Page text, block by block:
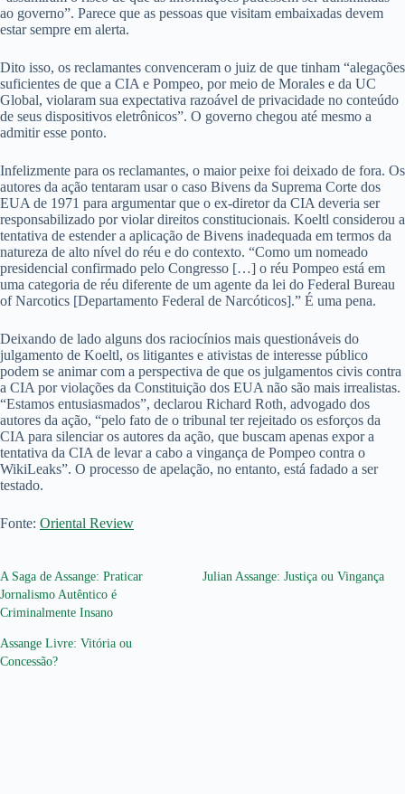
ao governo”. Parece que as pessoas que visitam embaixadas devem
estar sempre em alerta.
Dito isso, os reclamantes convenceram o juiz de que tinham “alegações
suficientes de que a CIA e Pompeo, por meio de Morales e da UC
Global, violaram sua expectativa razoável de privacidade no conteúdo
de seus dispositivos eletrônicos”. O governo chegou até mesmo a
admitir esse ponto.
Infelizmente para os reclamantes, o maior peixe foi deixado de fora. Os
autores da ação tentaram usar o caso Bivens da Suprema Corte dos
EUA de 1971 para argumentar que o ex-diretor da CIA deveria ser
responsabilizado por violar direitos constitucionais. Koeltl considerou a
tentativa de estender a aplicação de Bivens inadequada em termos da
natureza de alto nível do réu e do contexto. “Como um nomeado
presidencial confirmado pelo Congresso […] o réu Pompeo está em
uma categoria de réu diferente de um agente da lei do Federal Bureau
of Narcotics [Departamento Federal de Narcóticos].” É uma pena.
Deixando de lado alguns dos raciocínios mais questionáveis do
julgamento de Koeltl, os litigantes e ativistas de interesse público
podem se animar com a perspectiva de que os julgamentos civis contra
a CIA por violações da Constituição dos EUA não são mais irrealistas.
“Estamos entusiasmados”, declarou Richard Roth, advogado dos
autores da ação, “pelo fato de o tribunal ter rejeitado os esforços da
CIA para silenciar os autores da ação, que buscam apenas expor a
tentativa da CIA de levar a cabo a vingança de Pompeo contra o
WikiLeaks”. O processo de apelação, no entanto, está fadado a ser
testado.
Fonte: Oriental Review
A Saga de Assange: Praticar
Jornalismo Autêntico é
Criminalmente Insano
Julian Assange: Justiça ou Vingança
Assange Livre: Vitória ou
Concessão?